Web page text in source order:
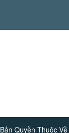
Bản Quyền Thuộc Về